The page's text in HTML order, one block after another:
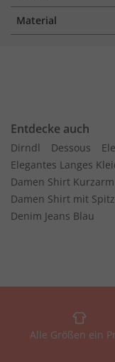
Material
Entdecke auch
Dirndl Dessous
Elegantes Langes
Damen Shirt Kurzarm
Damen Shirt mit
Denim Jeans Blau
Alle Größen ein